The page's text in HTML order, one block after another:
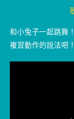
和小兔子一起跳舞
複習動作的說法吧！